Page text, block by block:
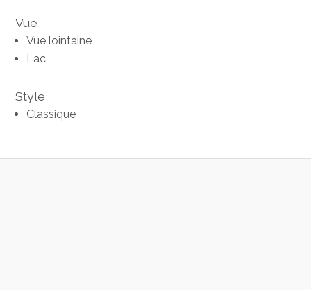
Vue
Vue lointaine
Lac
Style
Classique